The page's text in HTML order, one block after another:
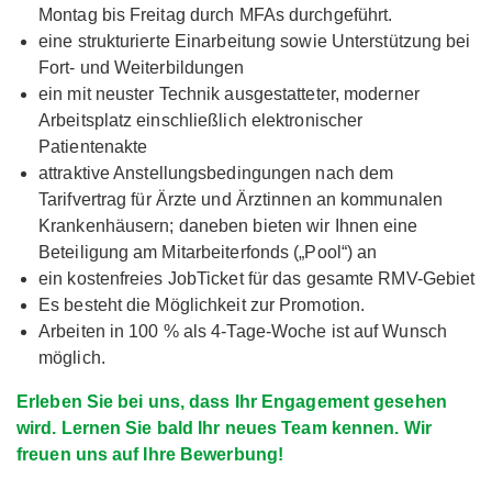
Montag bis Freitag durch MFAs durchgeführt.
eine strukturierte Einarbeitung sowie Unterstützung bei
Fort- und Weiterbildungen
ein mit neuster Technik ausgestatteter, moderner
Arbeitsplatz einschließlich elektronischer
Patientenakte
attraktive Anstellungsbedingungen nach dem
Tarifvertrag für Ärzte und Ärztinnen an kommunalen
Krankenhäusern; daneben bieten wir Ihnen eine
Beteiligung am Mitarbeiterfonds („Pool“) an
ein kostenfreies JobTicket für das gesamte RMV-Gebiet
Es besteht die Möglichkeit zur Promotion.
Arbeiten in 100 % als 4-Tage-Woche ist auf Wunsch
möglich.
Erleben Sie bei uns, dass Ihr Engagement gesehen
wird. Lernen Sie bald Ihr neues Team kennen. Wir
freuen uns auf Ihre Bewerbung!